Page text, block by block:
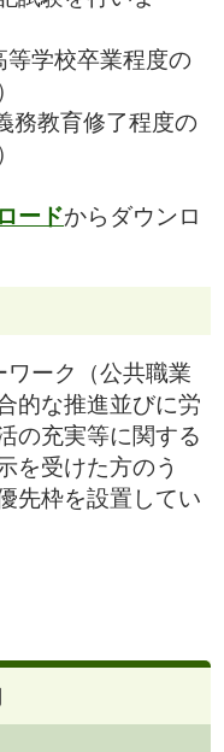
学校卒業程度の
務教育修了程度の
ードからダウンロ
ーク（公共職業
的な推進並びに労
の充実等に関する
を受けた方のう
先枠を設置してい